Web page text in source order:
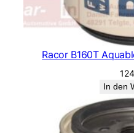
Racor B160T
In den